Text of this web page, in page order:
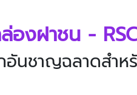
องฝาชน -
อันชาญฉลาดสำห